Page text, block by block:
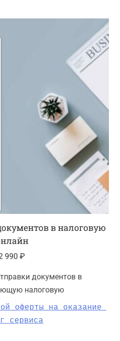
в налоговую
990 ₽
документов в
налоговую
оферты на оказание
сервиса